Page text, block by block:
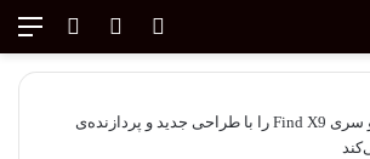
جستجو
تغییر پوسته ورود
اوپو سری Find X9 را با طراحی جدید و پردازنده‌ی